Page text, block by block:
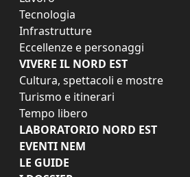
Tecnologia
Infrastrutture
Eccellenze e personaggi
VIVERE IL NORD EST
Cultura, spettacoli e mostre
Turismo e itinerari
Tempo libero
LABORATORIO NORD EST
EVENTI NEM
LE GUIDE